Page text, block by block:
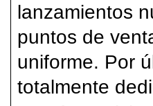
lanzamientos
puntos de
uniforme. Por
totalmente